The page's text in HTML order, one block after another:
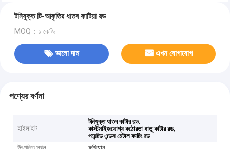
টনিযুক্ত টি-আকৃতির ধাতব কাটিয়া রড
MOQ：১ কেজি
ভালো দাম এখন যোগাযোগ
পণ্যের বর্ণনা
হাইলাইট
টনিযুক্ত ধাতব কাটার রড,
কাস্টমাইজযোগ্য কঠোরতা ধাতু কাটার রড,
পয়েন্টড এন্ডস মেটাল কাটিং রড